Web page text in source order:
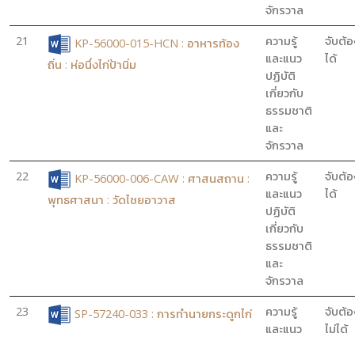
จักรวาล
21
KP-56000-015-HCN : อาหารท้อง
ถิ่น : ห่อนึ่งไก่ป้านิ่ม
ความรู้
และแนว
ปฏิบัติ
เกี่ยวกับ
ธรรมชาติ
และ
จักรวาล
จับต้
ได้
22
KP-56000-006-CAW : ศาสนสถาน :
พุทธศาสนา : วัดไชยอาวาส
ความรู้
และแนว
ปฏิบัติ
เกี่ยวกับ
ธรรมชาติ
และ
จักรวาล
จับต้
ได้
23 SP-57240-033 : การทำนายกระดูกไก่
ความรู้
และแนว
จับต้
ไม่ได้